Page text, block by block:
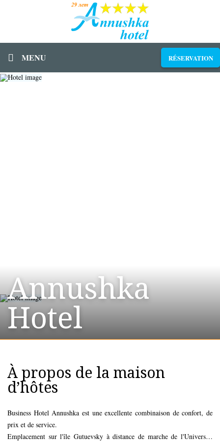
MENU RÉSERVATION
Annushka
Hotel
À propos de la maison
d’hôtes
Business Hotel Annushka est une excellente combinaison de confort, de
prix et de service.
Emplacement sur l'île Gutuevsky à distance de marche de l'Université